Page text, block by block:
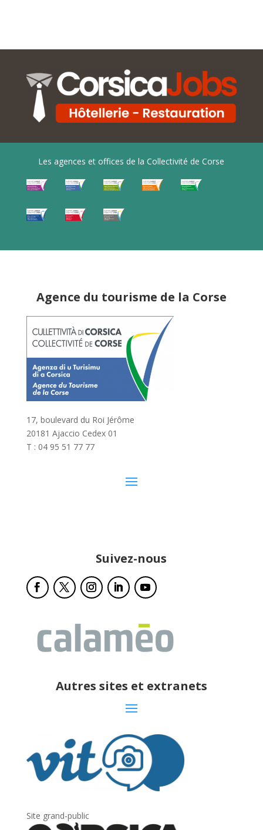
Les agences et offices de la Collectivité de Corse
Agence du tourisme de la Corse
17, boulevard du Roi Jérôme
20181 Ajaccio Cedex 01
T : 04 95 51 77 77
Suivez-nous
Autres sites et extranets
Site grand-public